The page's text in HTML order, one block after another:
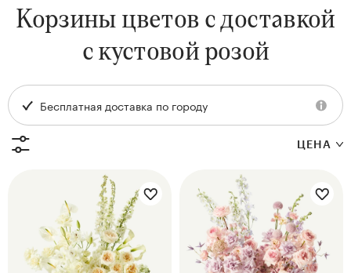
Корзины цветов с доставкой
с кустовой розой
Бесплатная доставка по городу
ЦЕНА
Цветы букета: